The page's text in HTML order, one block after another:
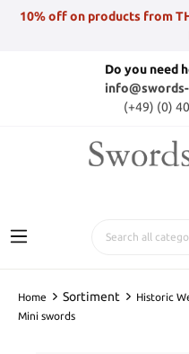
10% off on products from
Do you need
(+49) (0)
Home Sortiment Historic
Mini swords